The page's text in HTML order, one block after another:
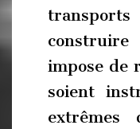
transports
impose de
soient